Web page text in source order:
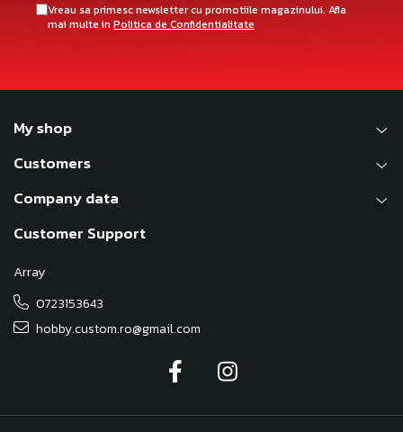
Vreau sa primesc newsletter cu promotiile magazinului. Afla
mai multe in Politica de Confidentialitate
My shop
Customers
Company data
Customer Support
Array
0723153643
hobby.custom.ro@gmail.com